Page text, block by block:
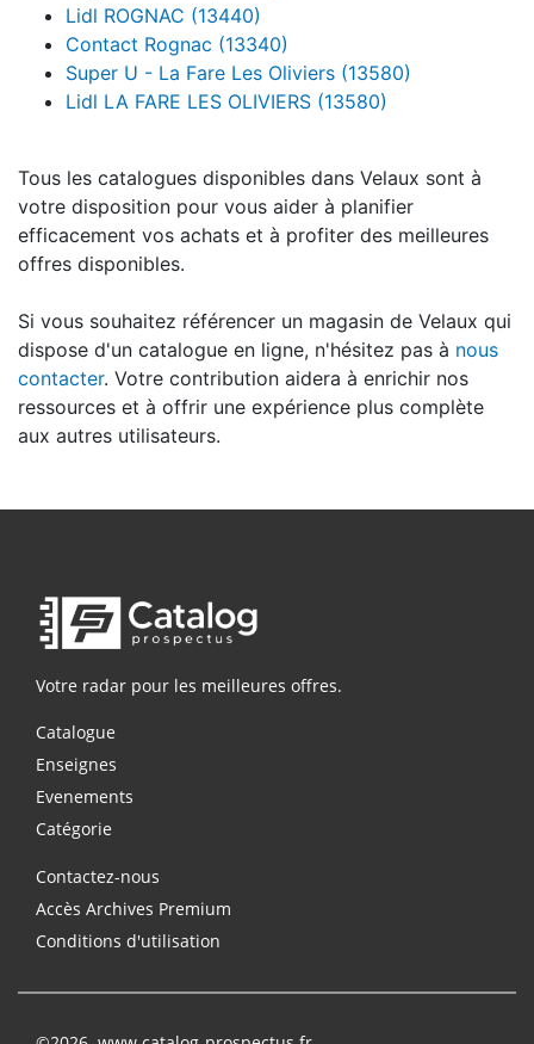
Lidl ROGNAC (13440)
Contact Rognac (13340)
Super U - La Fare Les Oliviers (13580)
Lidl LA FARE LES OLIVIERS (13580)
Tous les catalogues disponibles dans Velaux sont à
votre disposition pour vous aider à planifier
efficacement vos achats et à profiter des meilleures
offres disponibles.
Si vous souhaitez référencer un magasin de Velaux qui
dispose d'un catalogue en ligne, n'hésitez pas à nous
contacter. Votre contribution aidera à enrichir nos
ressources et à offrir une expérience plus complète
aux autres utilisateurs.
Votre radar pour les meilleures offres.
Catalogue
Enseignes
Evenements
Catégorie
Contactez-nous
Accès Archives Premium
Conditions d'utilisation